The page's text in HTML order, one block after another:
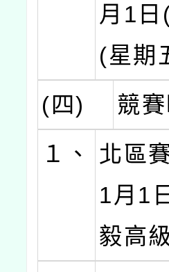
月1
(星期
(四)
競
１、
北區
1月1
毅高